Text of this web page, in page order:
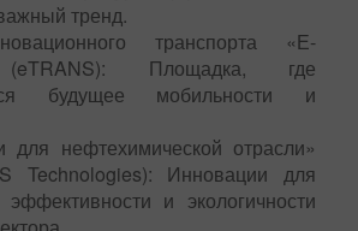
тренд.
транспорта «Е-
Площадка, где
будущее мобильности и
для нефтехимической отрасли»
Technologies): Инновации для
и экологичности